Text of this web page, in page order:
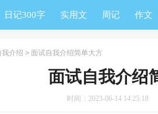
日记300字 实用文 周记 作文
我介绍 > 面试自我介绍简单大方
面试自我介绍
时间：2023-06-14 14:25:18